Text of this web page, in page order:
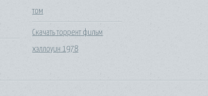
том
Скачать торрент фильм
хэллоуин 1978